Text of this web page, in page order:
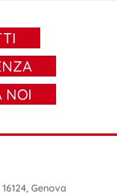
NOI
Genova